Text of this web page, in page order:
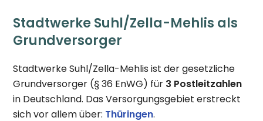
Stadtwerke Suhl/Zella-Mehlis als
Grundversorger
Stadtwerke Suhl/Zella-Mehlis ist der gesetzliche
Grundversorger (§ 36 EnWG) für 3 Postleitzahlen
in Deutschland. Das Versorgungsgebiet erstreckt
sich vor allem über: Thüringen.